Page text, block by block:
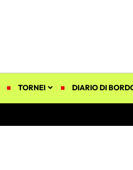
TORNEI DIARIO DI